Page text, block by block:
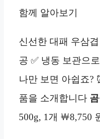
함께 알아보기
신선한 대패 우삼
공 ✅ 냉동 보관으
나만 보면 아쉽죠?
품을 소개합니다
500g, 1개 ￦8,750